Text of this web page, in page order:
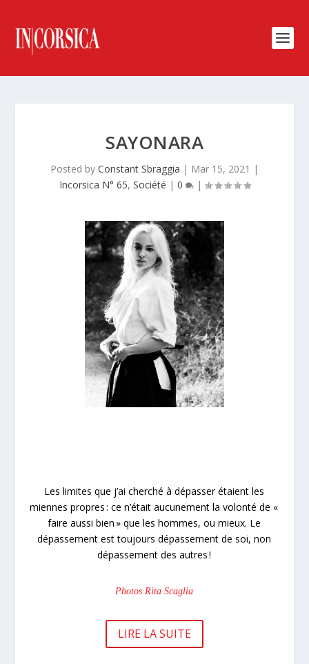
SAYONARA
Posted by Constant Sbraggia | Mar 15, 2021 |
Incorsica N° 65, Société | 0 |
Les limites que j’ai cherché à dépasser étaient les
miennes propres : ce n’était aucunement la volonté de «
faire aussi bien » que les hommes, ou mieux. Le
dépassement est toujours dépassement de soi, non
dépassement des autres !
Photos Rita Scaglia
LIRE LA SUITE